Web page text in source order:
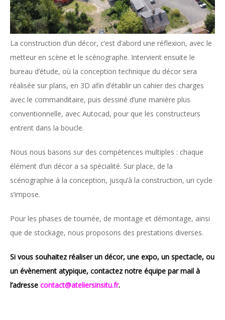
La construction d’un décor, c’est d’abord une réflexion, avec le
metteur en scène et le scénographe. Intervient ensuite le
bureau d’étude, où la conception technique du décor sera
réalisée sur plans, en 3D afin d’établir un cahier des charges
avec le commanditaire, puis dessiné d’une manière plus
conventionnelle, avec Autocad, pour que les constructeurs
entrent dans la boucle.
Nous nous basons sur des compétences multiples : chaque
élément d’un décor a sa spécialité. Sur place, de la
scénographie à la conception, jusqu’à la construction, un cycle
s’impose.
Pour les phases de tournée, de montage et démontage, ainsi
que de stockage, nous proposons des prestations diverses.
Si vous souhaitez réaliser un décor, une expo, un spectacle, ou
un évènement atypique, contactez notre équipe par mail à
l’adresse contact@ateliersinsitu.fr.